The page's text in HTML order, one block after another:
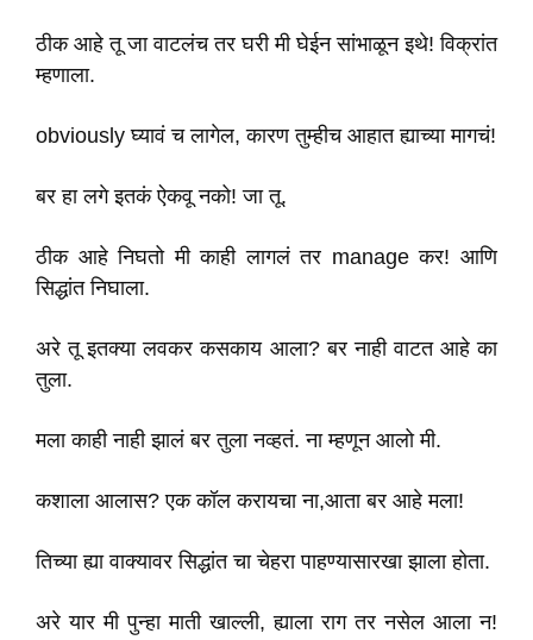
ठीक आहे तू जा वाटलंच तर घरी मी घेईन सांभाळून इथे! विक्रांत
म्हणाला.
obviously घ्यावं च लागेल, कारण तुम्हीच आहात ह्याच्या मागचं!
बर हा लगे इतकं ऐकवू नको! जा तू.
ठीक आहे निघतो मी काही लागलं तर manage कर! आणि
सिद्धांत निघाला.
अरे तू इतक्या लवकर कसकाय आला? बर नाही वाटत आहे का
तुला.
मला काही नाही झालं बर तुला नव्हतं. ना म्हणून आलो मी.
कशाला आलास? एक कॉल करायचा ना,आता बर आहे मला!
तिच्या ह्या वाक्यावर सिद्धांत चा चेहरा पाहण्यासारखा झाला होता.
अरे यार मी पुन्हा माती खाल्ली, ह्याला राग तर नसेल आला न!